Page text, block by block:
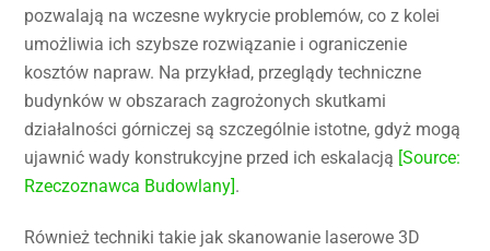
pozwalają na wczesne wykrycie problemów, co z kolei
umożliwia ich szybsze rozwiązanie i ograniczenie
kosztów napraw. Na przykład, przeglądy techniczne
budynków w obszarach zagrożonych skutkami
działalności górniczej są szczególnie istotne, gdyż mogą
ujawnić wady konstrukcyjne przed ich eskalacją [Source:
Rzeczoznawca Budowlany].
Również techniki takie jak skanowanie laserowe 3D